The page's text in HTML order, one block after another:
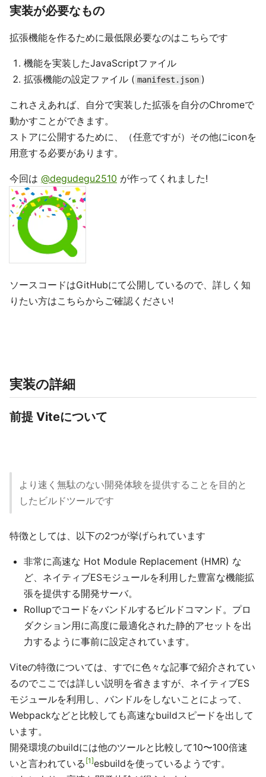
実装が必要なもの
拡張機能を作るために最低限必要なのはこちらです
機能を実装したJavaScriptファイル
拡張機能の設定ファイル ( manifest.json )
これさえあれば、自分で実装した拡張を自分のChromeで
動かすことができます。
ストアに公開するために、（任意ですが）その他にiconを
用意する必要があります。
今回は @degudegu2510 が作ってくれました!
ソースコードはGitHubにて公開しているので、詳しく知
りたい方はこちらからご確認ください!
実装の詳細
前提 Viteについて
より速く無駄のない開発体験を提供することを目的と
したビルドツールです
特徴としては、以下の2つが挙げられています
非常に高速な Hot Module Replacement (HMR) な
ど、ネイティブESモジュールを利用した豊富な機能拡
張を提供する開発サーバ。
Rollupでコードをバンドルするビルドコマンド。プロ
ダクション用に高度に最適化された静的アセットを出
力するように事前に設定されています。
Viteの特徴については、すでに色々な記事で紹介されてい
るのでここでは詳しい説明を省きますが、ネイティブES
モジュールを利用し、バンドルをしないことによって、
Webpackなどと比較しても高速なbuildスピードを出して
います。
開発環境のbuildには他のツールと比較して10〜100倍速
いと言われている 1 esbuildを使っているようです。